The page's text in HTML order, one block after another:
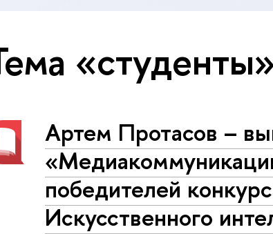
Артем Протасов –
победителей
Искусственного